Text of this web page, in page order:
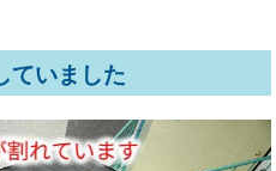
ていました